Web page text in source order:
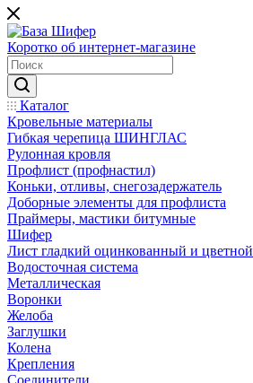
Коротко об интернет-магазине
Каталог
Кровельные материалы
Гибкая черепица ШИНГЛАС
Рулонная кровля
Профлист (профнастил)
Коньки, отливы, снегозадержатель
Доборные элементы для профлиста
Праймеры, мастики битумные
Шифер
Лист гладкий оцинкованный и цветной
Водосточная система
Металлическая
Воронки
Желоба
Заглушки
Колена
Крепления
Соединители